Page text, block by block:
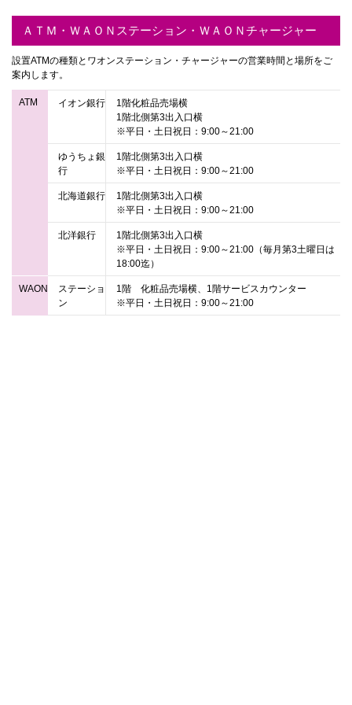
ＡＴＭ・ＷＡＯＮステーション・ＷＡＯＮチャージャー
設置ATMの種類とワオンステーション・チャージャーの営業時間と場所をご
案内します。
ATM イオン銀行
1階化粧品売場横
1階北側第3出入口横
※平日・土日祝日：9:00～21:00
ゆうちょ銀
行
1階北側第3出入口横
※平日・土日祝日：9:00～21:00
北海道銀行
1階北側第3出入口横
※平日・土日祝日：9:00～21:00
北洋銀行
1階北側第3出入口横
※平日・土日祝日：9:00～21:00（毎月第3土曜日は
18:00迄）
WAON
ステーショ
ン
1階 化粧品売場横、1階サービスカウンター
※平日・土日祝日：9:00～21:00